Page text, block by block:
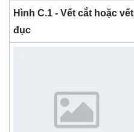
Hình C.1 - Vết cắt hoặc vết
đục